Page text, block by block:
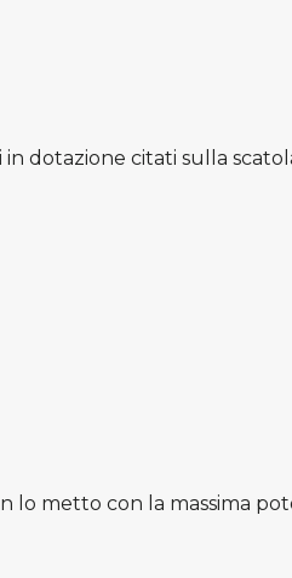
dotazione citati sulla
lo metto con la massima